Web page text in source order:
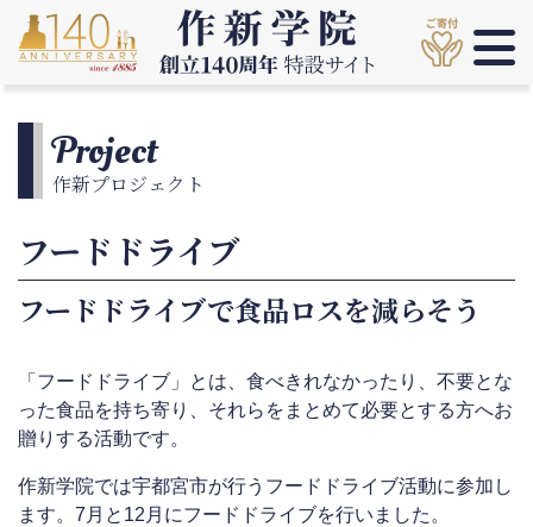
Project
作新プロジェクト
フードドライブ
フードドライブで食品ロスを減らそう
「フードドライブ」とは、食べきれなかったり、不要とな
った食品を持ち寄り、それらをまとめて必要とする方へお
贈りする活動です。
作新学院では宇都宮市が行うフードドライブ活動に参加し
ます。7月と12月にフードドライブを行いました。